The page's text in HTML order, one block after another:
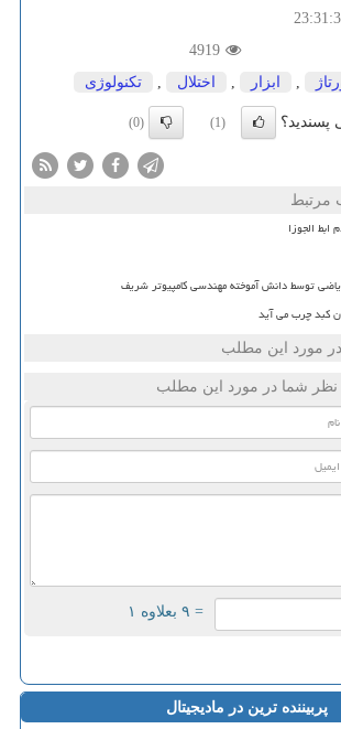
4919
ابزار اختلال تكنولوژی
پسندید؟ (1)
(0)
مرتبط
الجوزا
توسط دانش آموخته مهندسی کامپیوتر شریف
کبد چرب می آید
در مورد این مطلب
نظر شما در مورد این مطلب
= ۹ بعلاوه ۱
پربیننده ترین در مادیجیتال